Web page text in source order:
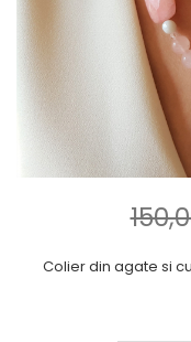
Colier din agate si